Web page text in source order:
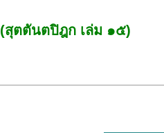
(สุตตันตปิฎก เล่ม ๑๕)